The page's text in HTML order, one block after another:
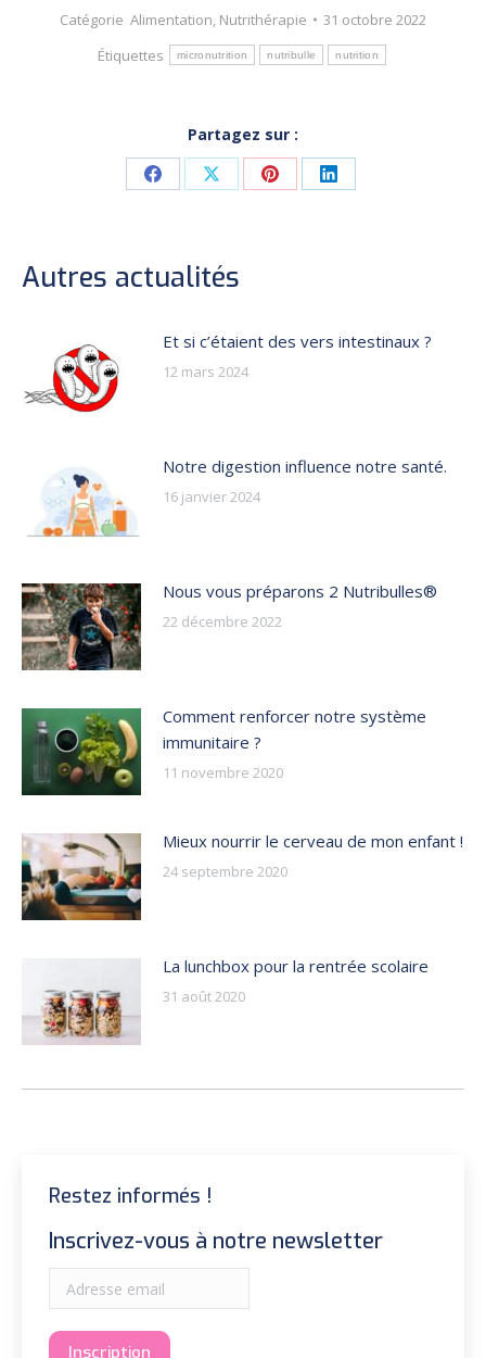
Catégorie Alimentation, Nutrithérapie
31 octobre 2022
Étiquettes
micronutrition nutribulle nutrition
Partagez sur :
Share Share Share Share
Autres actualités
Et si c’étaient des vers intestinaux ?
12 mars 2024
Notre digestion influence notre santé.
16 janvier 2024
Nous vous préparons 2 Nutribulles®
22 décembre 2022
Comment renforcer notre système
immunitaire ?
11 novembre 2020
Mieux nourrir le cerveau de mon enfant !
24 septembre 2020
La lunchbox pour la rentrée scolaire
31 août 2020
Restez informés !
Inscrivez-vous à notre newsletter